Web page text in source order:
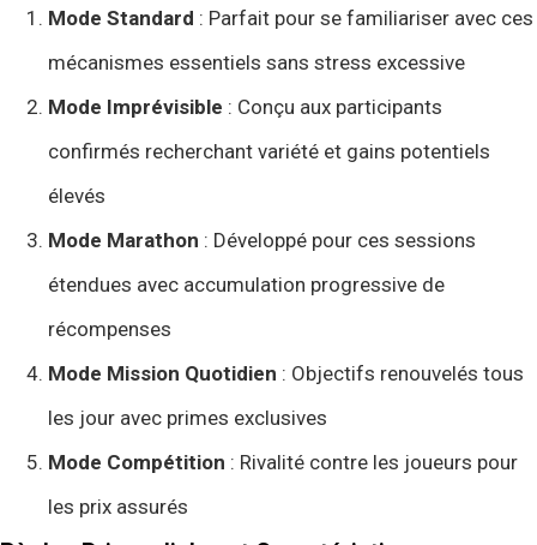
Mode Standard : Parfait pour se familiariser avec ces
mécanismes essentiels sans stress excessive
Mode Imprévisible : Conçu aux participants
confirmés recherchant variété et gains potentiels
élevés
Mode Marathon : Développé pour ces sessions
étendues avec accumulation progressive de
récompenses
Mode Mission Quotidien : Objectifs renouvelés tous
les jour avec primes exclusives
Mode Compétition : Rivalité contre les joueurs pour
les prix assurés